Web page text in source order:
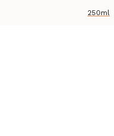
250ml